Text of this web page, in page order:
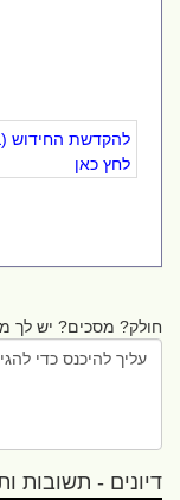
להקדשת החידוש
לחץ כאן
חולק? מסכים? יש לך
דיונים - תשובות